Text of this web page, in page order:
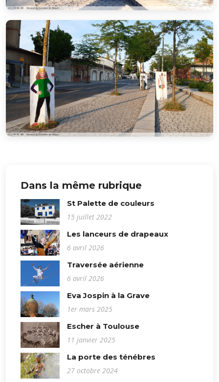
Dans la même rubrique
St Palette de couleurs
15 juillet 2022
Les lanceurs de drapeaux
6 avril 2026
Traversée aérienne
6 avril 2026
Eva Jospin à la Grave
1er mars 2025
Escher à Toulouse
11 janvier 2025
La porte des ténébres
27 octobre 2024